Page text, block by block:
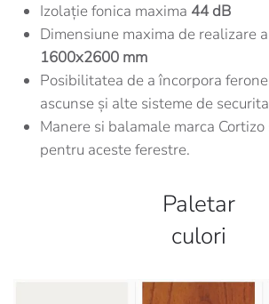
Izolație fonica maxima 44 dB
Dimensiune maxima de realizare
1600x2600 mm
Posibilitatea de a încorpora
ascunse și alte sisteme de
Manere si balamale marca
pentru aceste ferestre.
Paletar
culori